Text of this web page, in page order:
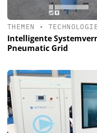
THEMEN •
Intelligente
Pneumatic Grid